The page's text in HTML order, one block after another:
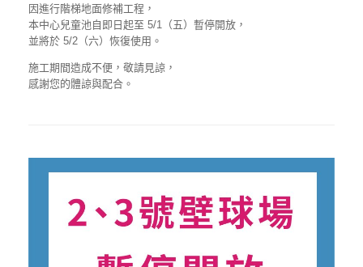
因進行階梯地面修補工程，
本中心兒童池自即日起至 5/1（五）暫停開放，
並將於 5/2（六）恢復使用。
施工期間造成不便，敬請見諒，
感謝您的體諒與配合。